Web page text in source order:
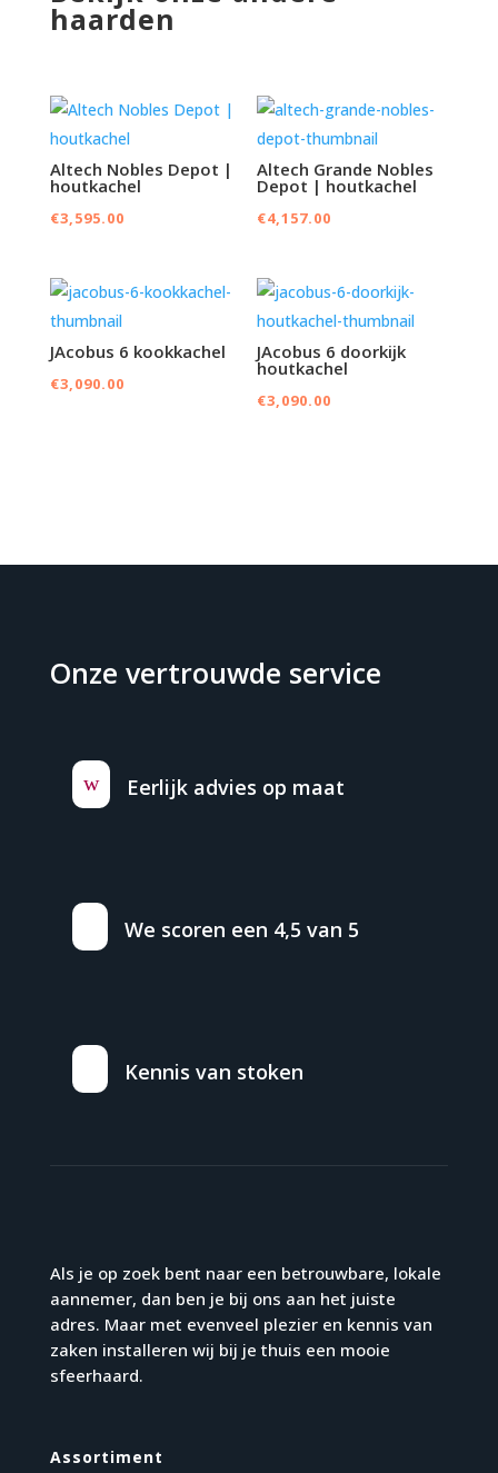
haarden
Altech Nobles Depot |
houtkachel
€3,595.00
Altech Grande Nobles
Depot | houtkachel
€4,157.00
JAcobus 6 kookkachel
€3,090.00
JAcobus 6 doorkijk
houtkachel
€3,090.00
Onze vertrouwde service
w Eerlijk advies op maat
We scoren een 4,5 van 5
Kennis van stoken
Als je op zoek bent naar een betrouwbare, lokale
aannemer, dan ben je bij ons aan het juiste
adres. Maar met evenveel plezier en kennis van
zaken installeren wij bij je thuis een mooie
sfeerhaard.
Assortiment